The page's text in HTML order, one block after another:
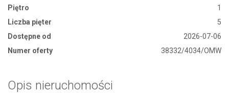
Piętro
1
Liczba pięter
5
Dostępne od
2026-07-06
Numer oferty
38332/4034/OMW
Opis nieruchomości